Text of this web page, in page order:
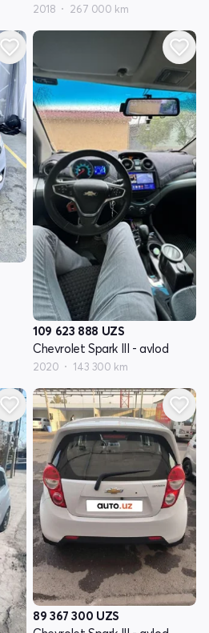
2018 267 000 km
109 623 888 UZS
Chevrolet Spark III - avlod
2020 143 300 km
89 367 300 UZS